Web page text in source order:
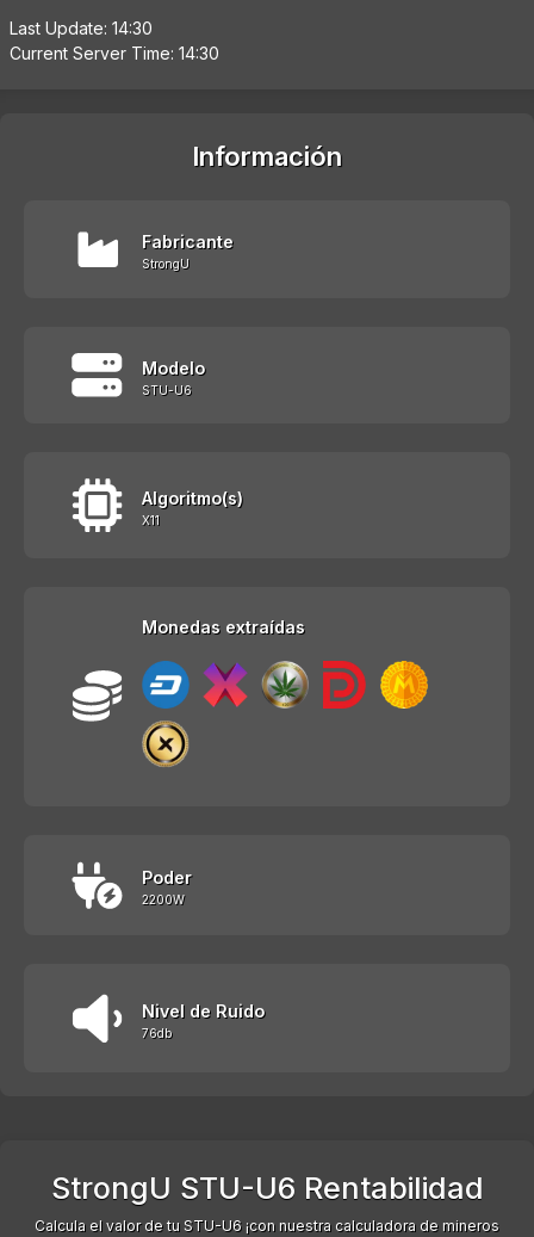
Last Update: 14:30
Current Server Time: 14:30
Información
Fabricante
StrongU
Modelo
STU-U6
Algoritmo(s)
X11
Monedas extraídas
Poder
2200W
Nivel de Ruido
76db
StrongU STU-U6 Rentabilidad
Calcula el valor de tu STU-U6 ¡con nuestra calculadora de mineros